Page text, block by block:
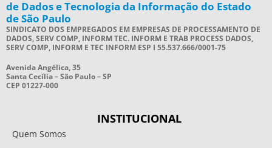
de Dados e Tecnologia da Informação do Estado
de São Paulo
SINDICATO DOS EMPREGADOS EM EMPRESAS DE PROCESSAMENTO DE
DADOS, SERV COMP, INFORM TEC. INFORM E TRAB PROCESS DADOS,
SERV COMP, INFORM E TEC INFORM ESP I 55.537.666/0001-75
Avenida Angélica, 35
Santa Cecília – São Paulo – SP
CEP 01227-000
INSTITUCIONAL
Quem Somos